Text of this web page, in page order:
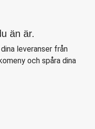
än är.
leveranser från
och spåra dina